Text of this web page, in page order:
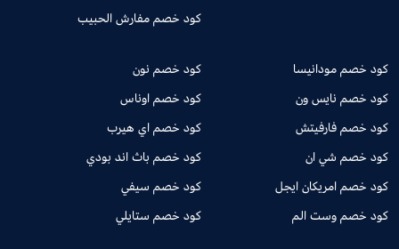
كود خصم مفارش الحبيب
كود خصم مودانيسا
كود خصم نايس ون
كود خصم فارفيتش
كود خصم شي ان
كود خصم امريكان ايجل
كود خصم وست الم
كود خصم نون
كود خصم اوناس
كود خصم اي هيرب
كود خصم باث اند بودي
كود خصم سيفي
كود خصم ستايلي